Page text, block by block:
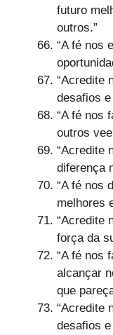
futuro
outros.”
“A fé nos
“Acredite
desafios
“A fé nos
outros
“Acredite
diferença
“A fé nos
melhores
“Acredite
força da
“A fé nos
alcançar
que
“Acredite
desafios